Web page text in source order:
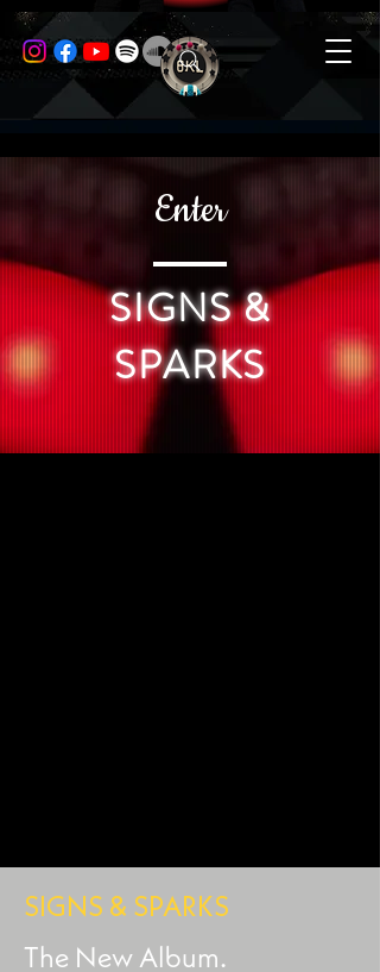
Enter
SIGNS &
SPARKS
SIGNS & SPARKS
The New Album.